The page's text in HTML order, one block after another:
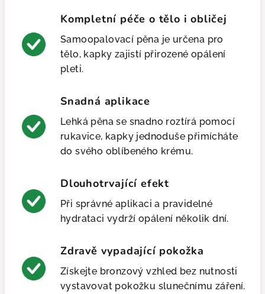
Kompletní péče o tělo i obličej
Samoopalovací pěna je určena pro
tělo, kapky zajistí přirozené opálení
pleti.
Snadná aplikace
Lehká pěna se snadno roztírá pomocí
rukavice, kapky jednoduše přimícháte
do svého oblíbeného krému.
Dlouhotrvající efekt
Při správné aplikaci a pravidelné
hydrataci vydrží opálení několik dní.
Zdravě vypadající pokožka
Získejte bronzový vzhled bez nutnosti
vystavovat pokožku slunečnímu záření.